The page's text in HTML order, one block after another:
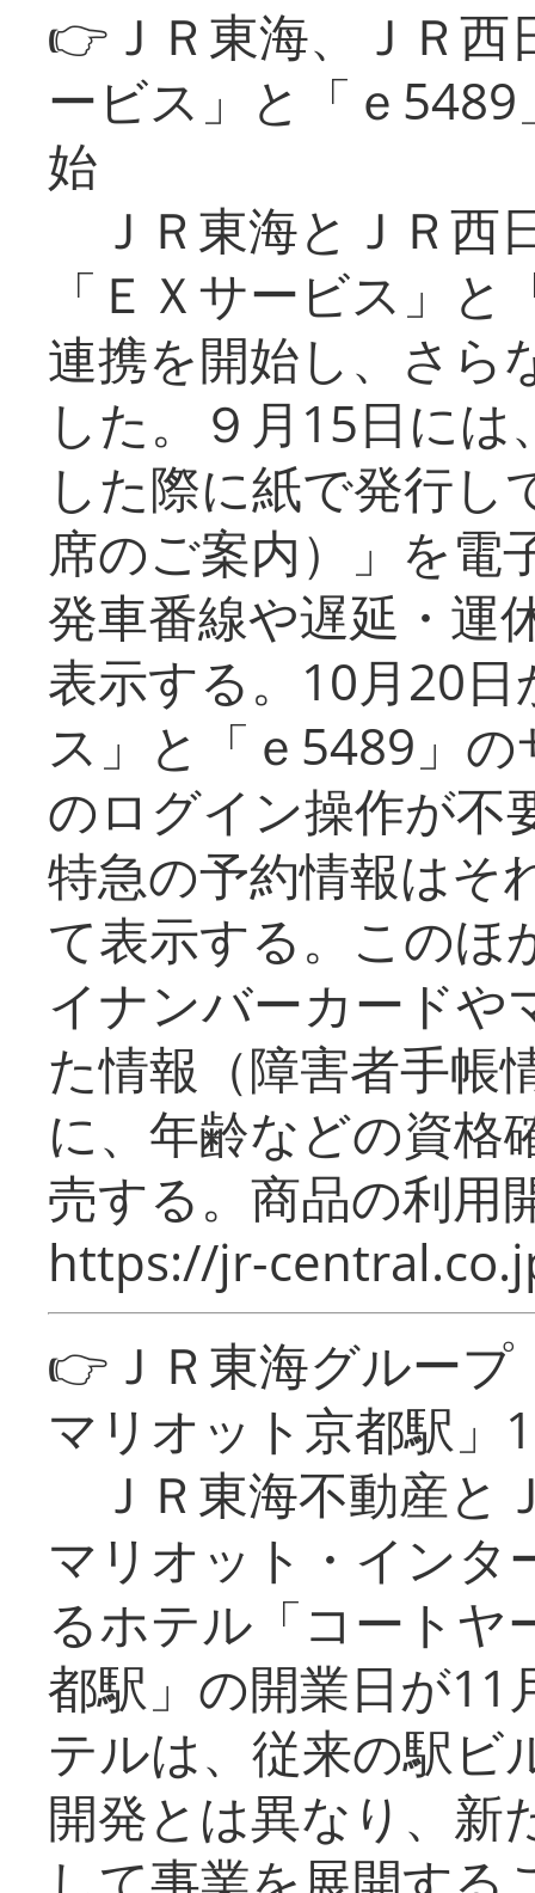
👉ＪＲ東海、ＪＲ
ービス」と「ｅ
始
ＪＲ東海とＪＲ西
「ＥＸサービス」
連携を開始し、さら
した。９月15日に
した際に紙で発行し
席のご案内）」を電
発車番線や遅延・運
表示する。10月20
ス」と「ｅ5489」
のログイン操作が不
特急の予約情報はそ
て表示する。このほ
イナンバーカードや
た情報（障害者手帳
に、年齢などの資格
売する。商品の利用
https://jr-
👉ＪＲ東海グルー
マリオット京都駅」
ＪＲ東海不動産と
マリオット・インタ
るホテル「コートヤ
都駅」の開業日が11
テルは、従来の駅ビ
開発とは異なり、新